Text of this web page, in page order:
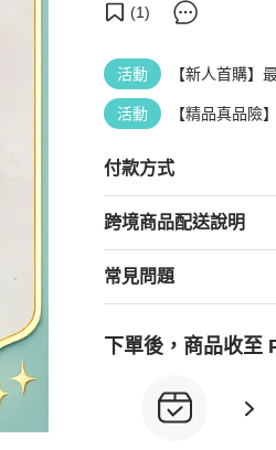
(1)
活動 【新人首購】
活動 【精品真品險
付款方式
跨境商品配送說明
常見問題
下單後，商品收